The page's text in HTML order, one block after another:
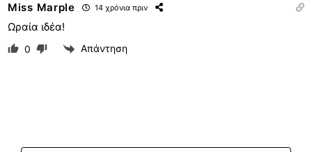
Miss Marple 14 χρόνια πριν
Ωραία ιδέα!
0 Απάντηση